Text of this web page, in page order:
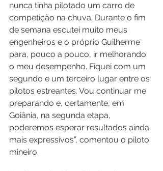
nunca tinha pilotado um carro de
competição na chuva. Durante o fim
de semana escutei muito meus
engenheiros e o próprio Guilherme
para, pouco a pouco, ir melhorando
o meu desempenho. Fiquei com um
segundo e um terceiro lugar entre os
pilotos estreantes. Vou continuar me
preparando e, certamente, em
Goiânia, na segunda etapa,
poderemos esperar resultados ainda
mais expressivos”, comentou o piloto
mineiro.